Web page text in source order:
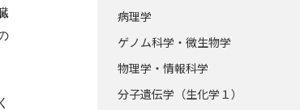
病理学
ゲノム科学・微生物学
物理学・情報科学
分子遺伝学（生化学１）